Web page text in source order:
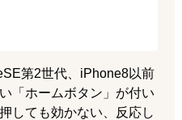
第2世代、iPhone8以前
「ホームボタン」が付い
しても効かない、反応し